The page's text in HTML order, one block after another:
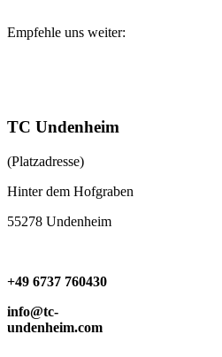
Empfehle uns weiter:
TC Undenheim
(Platzadresse)
Hinter dem Hofgraben
55278 Undenheim
+49 6737 760430
info@tc-
undenheim.com